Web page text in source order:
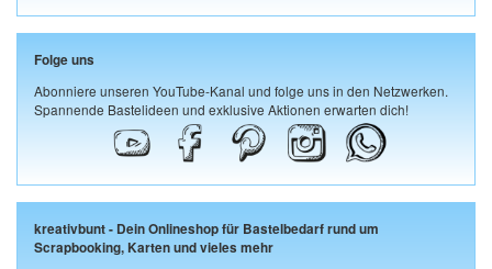
Folge uns
Abonniere unseren YouTube-Kanal und folge uns in den Netzwerken.
Spannende Bastelideen und exklusive Aktionen erwarten dich!
kreativbunt - Dein Onlineshop für Bastelbedarf rund um
Scrapbooking, Karten und vieles mehr